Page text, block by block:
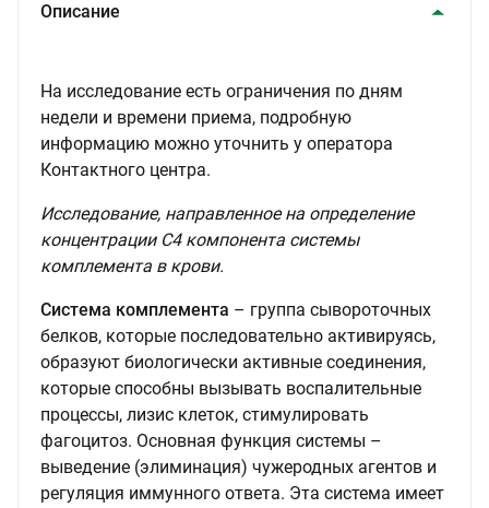
Описание
На исследование есть ограничения по дням
недели и времени приема, подробную
информацию можно уточнить у оператора
Контактного центра.
Исследование, направленное на определение
концентрации С4 компонента системы
комплемента в крови.
Система комплемента – группа сывороточных
белков, которые последовательно активируясь,
образуют биологически активные соединения,
которые способны вызывать воспалительные
процессы, лизис клеток, стимулировать
фагоцитоз. Основная функция системы –
выведение (элиминация) чужеродных агентов и
регуляция иммунного ответа. Эта система имеет